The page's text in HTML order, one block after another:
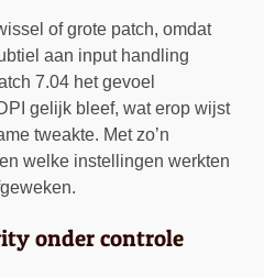
of grote patch, omdat
aan input handling
7.04 het gevoel
gelijk bleef, wat erop wijst
tweakte. Met zo’n
welke instellingen werkten
onder controle